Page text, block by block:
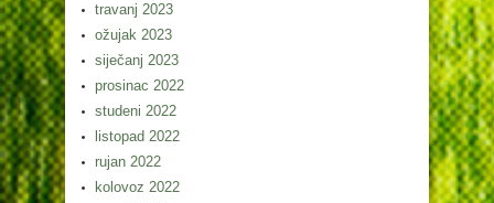
travanj 2023
ožujak 2023
siječanj 2023
prosinac 2022
studeni 2022
listopad 2022
rujan 2022
kolovoz 2022